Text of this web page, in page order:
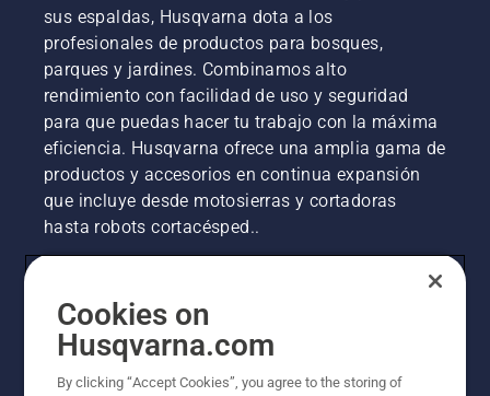
sus espaldas, Husqvarna dota a los
profesionales de productos para bosques,
parques y jardines. Combinamos alto
rendimiento con facilidad de uso y seguridad
para que puedas hacer tu trabajo con la máxima
eficiencia. Husqvarna ofrece una amplia gama de
productos y accesorios en continua expansión
que incluye desde motosierras y cortadoras
hasta robots cortacésped..
Husqvarna Group
Otros sitios de Husqvarna
Cookies on
Husqvarna.com
By clicking “Accept Cookies”, you agree to the storing of